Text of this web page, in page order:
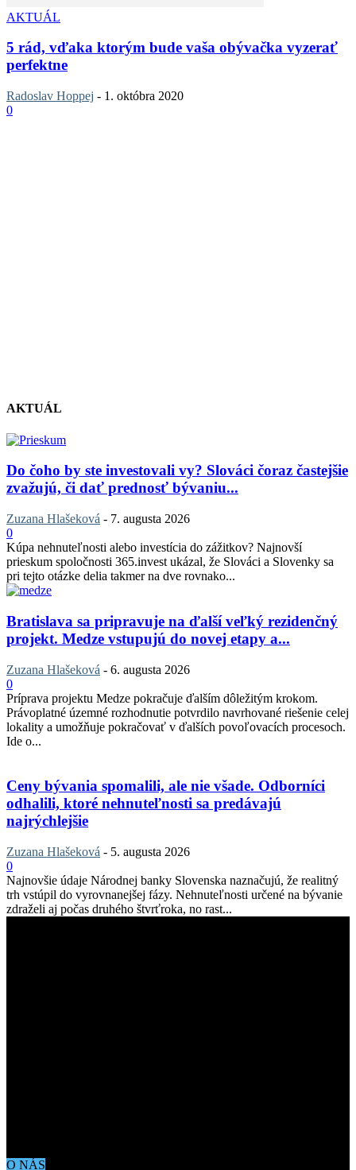
AKTUÁL
5 rád, vďaka ktorým bude vaša obývačka vyzerať
perfektne
Radoslav Hoppej - 1. októbra 2020
0
AKTUÁL
Do čoho by ste investovali vy? Slováci čoraz častejšie
zvažujú, či dať prednosť bývaniu...
Zuzana Hlašeková - 7. augusta 2026
0
Kúpa nehnuteľnosti alebo investícia do zážitkov? Najnovší
prieskum spoločnosti 365.invest ukázal, že Slováci a Slovenky sa
pri tejto otázke delia takmer na dve rovnako...
Bratislava sa pripravuje na ďalší veľký rezidenčný
projekt. Medze vstupujú do novej etapy a...
Zuzana Hlašeková - 6. augusta 2026
0
Príprava projektu Medze pokračuje ďalším dôležitým krokom.
Právoplatné územné rozhodnutie potvrdilo navrhované riešenie celej
lokality a umožňuje pokračovať v ďalších povoľovacích procesoch.
Ide o...
Ceny bývania spomalili, ale nie všade. Odborníci
odhalili, ktoré nehnuteľnosti sa predávajú
najrýchlejšie
Zuzana Hlašeková - 5. augusta 2026
0
Najnovšie údaje Národnej banky Slovenska naznačujú, že realitný
trh vstúpil do vyrovnanejšej fázy. Nehnuteľnosti určené na bývanie
zdraželi aj počas druhého štvrťroka, no rast...
O NÁS